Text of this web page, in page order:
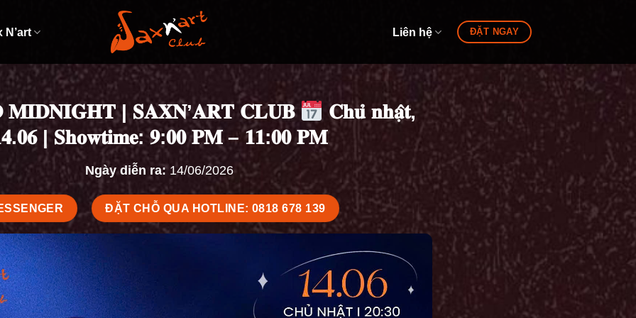
N’art Liên hệ ĐẶT NGAY
| 𝐒𝐀𝐗𝐍’𝐀𝐑𝐓 𝐂𝐋𝐔𝐁
𝐂𝐡𝐮̉ 𝐧𝐡𝐚̣̂𝐭,
| 𝐒𝐡𝐨𝐰𝐭𝐢𝐦𝐞: 𝟗:𝟎𝟎 𝐏𝐌 – 𝟏𝟏:𝟎𝟎 𝐏𝐌
Ngày diễn ra:14/06/2026
ĐẶT CHỖ QUA HOTLINE: 0818 678 139